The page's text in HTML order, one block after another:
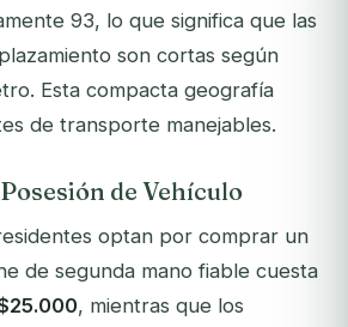
93, lo que significa que las
son cortas según
Esta compacta geografía
de transporte manejables.
de Vehículo
optan por comprar un
de segunda mano fiable cuesta
, mientras que los